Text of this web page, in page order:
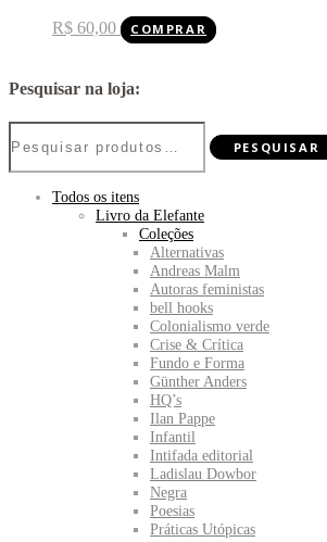
R$ 60,00 COMPRAR
Pesquisar na loja:
Pesquisar
por:
PESQUISAR
Todos os itens
Livro da Elefante
Coleções
Alternativas
Andreas Malm
Autoras feministas
bell hooks
Colonialismo verde
Crise & Crítica
Fundo e Forma
Günther Anders
HQ’s
Ilan Pappe
Infantil
Intifada editorial
Ladislau Dowbor
Negra
Poesias
Práticas Utópicas